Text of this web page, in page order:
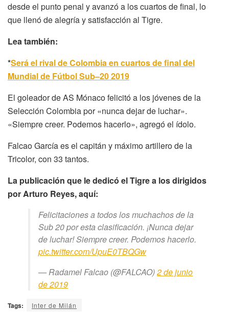
desde el punto penal y avanzó a los cuartos de final, lo
que llenó de alegría y satisfacción al Tigre.
Lea también:
*Será el rival de Colombia en cuartos de final del
Mundial de Fútbol Sub–20 2019
El goleador de AS Mónaco felicitó a los jóvenes de la
Selección Colombia por «nunca dejar de luchar».
«Siempre creer. Podemos hacerlo», agregó el ídolo.
Falcao García es el capitán y máximo artillero de la
Tricolor, con 33 tantos.
La publicación que le dedicó el Tigre a los dirigidos
por Arturo Reyes, aquí:
Felicitaciones a todos los muchachos de la
Sub 20 por esta clasificación. ¡Nunca dejar
de luchar! Siempre creer. Podemos hacerlo.
pic.twitter.com/UpuE0TBQGw
— Radamel Falcao (@FALCAO)2 de junio
de 2019
Tags: Inter de Milán